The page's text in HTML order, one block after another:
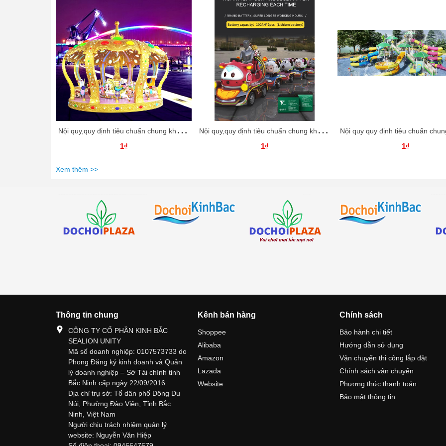
N
ội quy,quy định tiêu chuẩn chung khi tham ra trò chơi đu quay khổng lồ ngoài trời Dochoikinhbac
1₫
N
ội quy,quy định tiêu chuẩn chung khi tham ra trò chơi tầu điện công viên Dochoikinhbac
1₫ 1₫
Xem thêm >>
Thông tin chung
CÔNG TY CỔ PHẦN KINH BẮC
SEALION UNITY
Mã số doanh nghiệp: 0107573733 do
Phong Đăng ký kinh doanh và Quản
lý doanh nghiệp – Sở Tài chính tỉnh
Bắc Ninh cấp ngày 22/09/2016.
Địa chỉ trụ sở: Tổ dân phố Đông Du
Núi, Phường Đào Viên, Tỉnh Bắc
Ninh, Việt Nam
Người chịu trách nhiệm quản lý
website: Nguyễn Văn Hiệp
Kênh bán hàng
Shoppee
Alibaba
Amazon
Lazada
Website
Chính sách
Bảo hành chi tiết
Hướng dẫn sử dụng
Vận chuyển thi công lắp đặt
Chính sách vận chuyển
Phương thức thanh toán
Bảo mật thông tin